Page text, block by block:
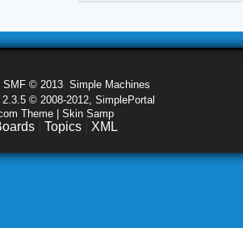
SMF © 2013 Simple Machines
© 2008-2012, SimplePortal
Theme | Skin Samp
Topics XML